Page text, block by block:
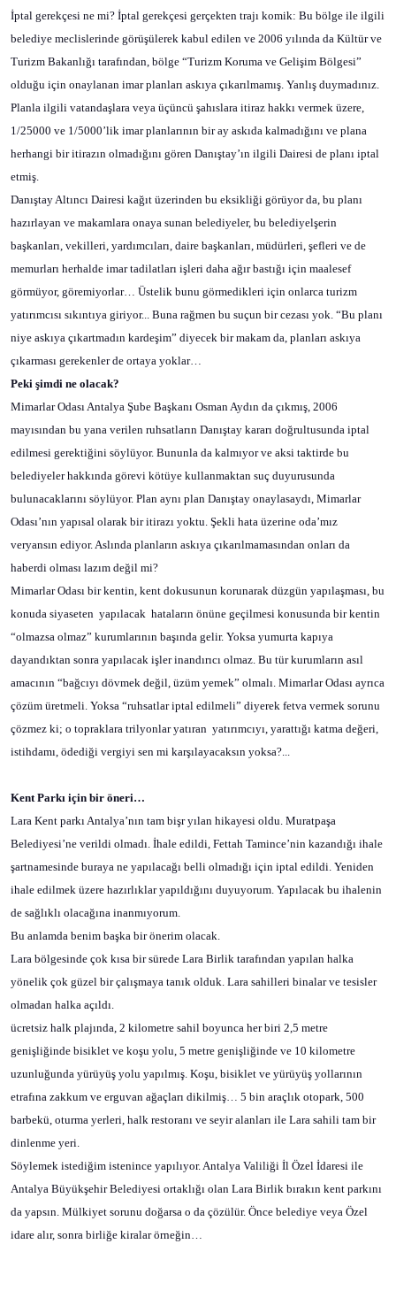
İptal gerekçesi ne mi? İptal gerekçesi gerçekten trajı komik: Bu bölge ile ilgili
belediye meclislerinde görüşülerek kabul edilen ve 2006 yılında da Kültür ve
Turizm Bakanlığı tarafından, bölge “Turizm Koruma ve Gelişim Bölgesi”
olduğu için onaylanan imar planları askıya çıkarılmamış. Yanlış duymadınız.
Planla ilgili vatandaşlara veya üçüncü şahıslara itiraz hakkı vermek üzere,
1/25000 ve 1/5000’lik imar planlarının bir ay askıda kalmadığını ve plana
herhangi bir itirazın olmadığını gören Danıştay’ın ilgili Dairesi de planı iptal
etmiş.
Danıştay Altıncı Dairesi kağıt üzerinden bu eksikliği görüyor da, bu planı
hazırlayan ve makamlara onaya sunan belediyeler, bu belediyelşerin
başkanları, vekilleri, yardımcıları, daire başkanları, müdürleri, şefleri ve de
memurları herhalde imar tadilatları işleri daha ağır bastığı için maalesef
görmüyor, göremiyorlar… Üstelik bunu görmedikleri için onlarca turizm
yatırımcısı sıkıntıya giriyor... Buna rağmen bu suçun bir cezası yok. “Bu planı
niye askıya çıkartmadın kardeşim” diyecek bir makam da, planları askıya
çıkarması gerekenler de ortaya yoklar…
Peki şimdi ne olacak?
Mimarlar Odası Antalya Şube Başkanı Osman Aydın da çıkmış, 2006
mayısından bu yana verilen ruhsatların Danıştay kararı doğrultusunda iptal
edilmesi gerektiğini söylüyor. Bununla da kalmıyor ve aksi taktirde bu
belediyeler hakkında görevi kötüye kullanmaktan suç duyurusunda
bulunacaklarını söylüyor. Plan aynı plan Danıştay onaylasaydı, Mimarlar
Odası’nın yapısal olarak bir itirazı yoktu. Şekli hata üzerine oda’mız
veryansın ediyor. Aslında planların askıya çıkarılmamasından onları da
haberdi olması lazım değil mi?
Mimarlar Odası bir kentin, kent dokusunun korunarak düzgün yapılaşması, bu
konuda siyaseten yapılacak hataların önüne geçilmesi konusunda bir kentin
“olmazsa olmaz” kurumlarının başında gelir. Yoksa yumurta kapıya
dayandıktan sonra yapılacak işler inandırıcı olmaz. Bu tür kurumların asıl
amacının “bağcıyı dövmek değil, üzüm yemek” olmalı. Mimarlar Odası ayrıca
çözüm üretmeli. Yoksa “ruhsatlar iptal edilmeli” diyerek fetva vermek sorunu
çözmez ki; o topraklara trilyonlar yatıran yatırımcıyı, yarattığı katma değeri,
istihdamı, ödediği vergiyi sen mi karşılayacaksın yoksa?...
Kent Parkı için bir öneri…
Lara Kent parkı Antalya’nın tam bişr yılan hikayesi oldu. Muratpaşa
Belediyesi’ne verildi olmadı. İhale edildi, Fettah Tamince’nin kazandığı ihale
şartnamesinde buraya ne yapılacağı belli olmadığı için iptal edildi. Yeniden
ihale edilmek üzere hazırlıklar yapıldığını duyuyorum. Yapılacak bu ihalenin
de sağlıklı olacağına inanmıyorum.
Bu anlamda benim başka bir önerim olacak.
Lara bölgesinde çok kısa bir sürede Lara Birlik tarafından yapılan halka
yönelik çok güzel bir çalışmaya tanık olduk. Lara sahilleri binalar ve tesisler
olmadan halka açıldı.
ücretsiz halk plajında, 2 kilometre sahil boyunca her biri 2,5 metre
genişliğinde bisiklet ve koşu yolu, 5 metre genişliğinde ve 10 kilometre
uzunluğunda yürüyüş yolu yapılmış. Koşu, bisiklet ve yürüyüş yollarının
etrafına zakkum ve erguvan ağaçları dikilmiş… 5 bin araçlık otopark, 500
barbekü, oturma yerleri, halk restoranı ve seyir alanları ile Lara sahili tam bir
dinlenme yeri.
Söylemek istediğim istenince yapılıyor. Antalya Valiliği İl Özel İdaresi ile
Antalya Büyükşehir Belediyesi ortaklığı olan Lara Birlik bırakın kent parkını
da yapsın. Mülkiyet sorunu doğarsa o da çözülür. Önce belediye veya Özel
idare alır, sonra birliğe kiralar örneğin…